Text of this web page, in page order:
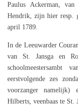
Paulus Ackerman,
Hendrik, zijn hier resp.
april 1789.
In de Leeuwarder
van St. Jansga en
eerstvolgende zes
voorzanger namelijk)
Hilberts, veenbaas te St.